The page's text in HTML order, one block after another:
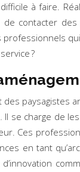
à faire.
contacter
professionnels
?
se charge de
Ces
en tant